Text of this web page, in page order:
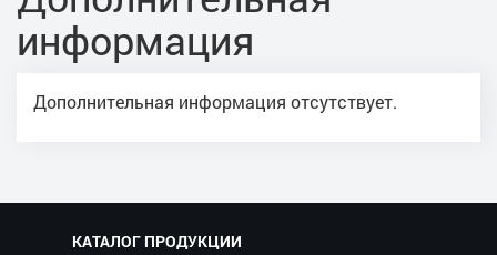
информация
Дополнительная информация отсутствует.
КАТАЛОГ ПРОДУКЦИИ